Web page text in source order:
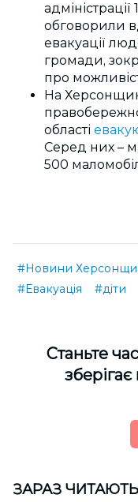
обговорили
евакуації
громади,
про
На
області
Серед них –
500
#Новини
#Евакуація
#діти
Cтаньте
ЗАРАЗ ЧИТАЮТЬ